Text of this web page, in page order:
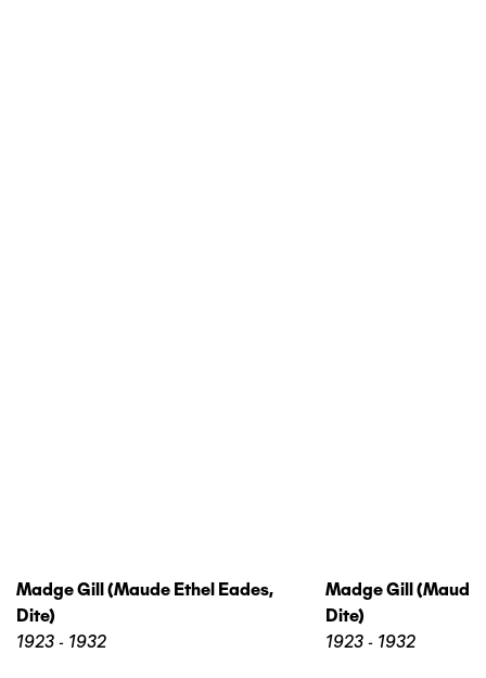
Madge Gill (maude Ethel Eades,
Dite)
1923 - 1932
Madge Gill (maude
Dite)
1923 - 1932